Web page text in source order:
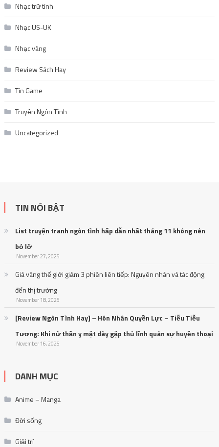
Nhạc trữ tình
Nhạc US-UK
Nhạc vàng
Review Sách Hay
Tin Game
Truyện Ngôn Tình
Uncategorized
TIN NỔI BẬT
List truyện tranh ngôn tình hấp dẫn nhất tháng 11 không nên
bỏ lỡ
November 27, 2025
Giá vàng thế giới giảm 3 phiên liên tiếp: Nguyên nhân và tác động
đến thị trường
November 18, 2025
[Review Ngôn Tình Hay] – Hôn Nhân Quyền Lực – Tiễu Tiễu
Tương: Khi nữ thần y mặt dày gặp thủ lĩnh quân sự huyền thoại
November 16, 2025
DANH MỤC
Anime – Manga
Đời sống
Giải trí